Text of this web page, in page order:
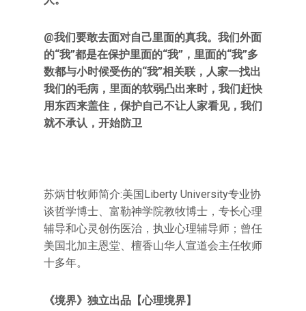
@我们要敢去面对自己里面的真我。我们外面
的“我”都是在保护里面的“我”，里面的“我”多
数都与小时候受伤的“我”相关联，人家一找出
我们的毛病，里面的软弱凸出来时，我们赶快
用东西来盖住，保护自己不让人家看见，我们
就不承认，开始防卫
苏炳甘牧师简介:美国Liberty University专业协
谈哲学博士、富勒神学院教牧博士，专长心理
辅导和心灵创伤医治，执业心理辅导师；曾任
美国北加主恩堂、檀香山华人宣道会主任牧师
十多年。
《境界》独立出品【心理境界】